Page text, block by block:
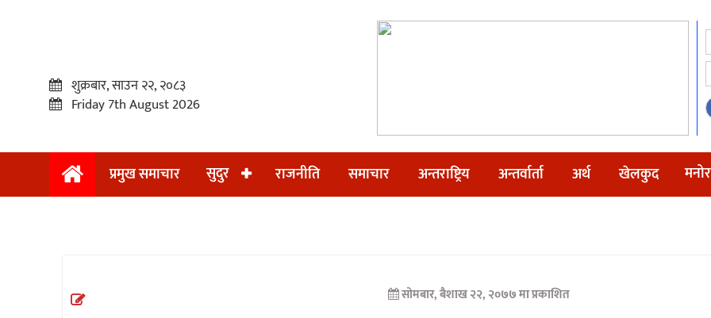
प्रमुख
शुक्रबार, साउन २२, २०८३
Friday 7th August 2026
प्रमुख समाचार सुदुर राजनीति समाचार अन्तराष्ट्रिय अन्तर्वार्ता अर्थ खेलकुद
सोमबार, बैशाख २२, २०७७ मा प्रकाशित